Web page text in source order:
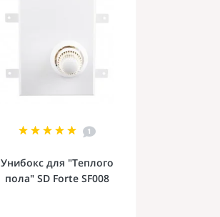
1
Унибокс для "Теплого
пола" SD Forte SF008